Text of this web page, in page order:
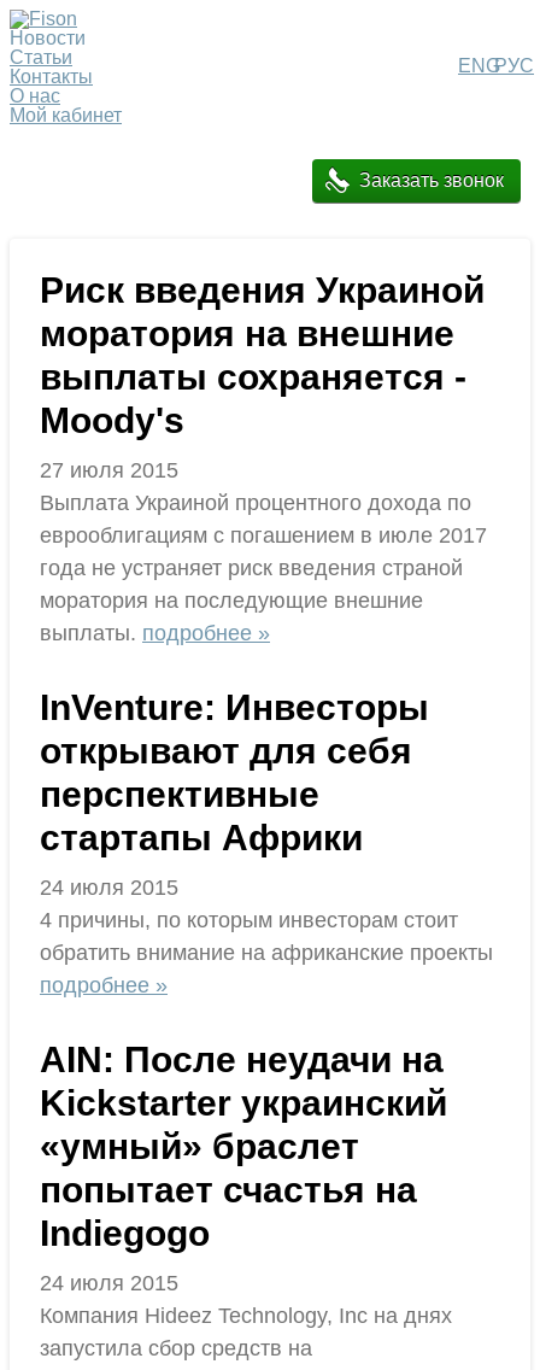
РУС
ENG
Новости
Статьи
Контакты
О нас
Мой кабинет
Заказать звонок
Риск введения Украиной
моратория на внешние
выплаты сохраняется -
Moody's
27 июля 2015
Выплата Украиной процентного дохода по
еврооблигациям с погашением в июле 2017
года не устраняет риск введения страной
моратория на последующие внешние
выплаты. подробнее »
InVenture: Инвесторы
открывают для себя
перспективные
стартапы Африки
24 июля 2015
4 причины, по которым инвесторам стоит
обратить внимание на африканские проекты
подробнее »
AIN: После неудачи на
Kickstarter украинский
«умный» браслет
попытает счастья на
Indiegogo
24 июля 2015
Компания Hideez Technology, Inc на днях
запустила сбор средств на